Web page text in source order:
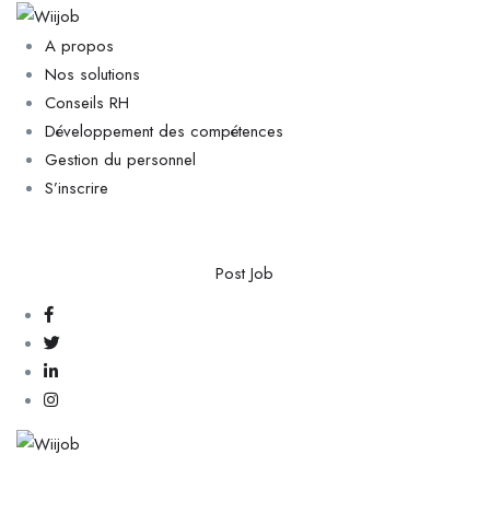
A propos
Nos solutions
Conseils RH
Développement des compétences
Gestion du personnel
S’inscrire
Post Job